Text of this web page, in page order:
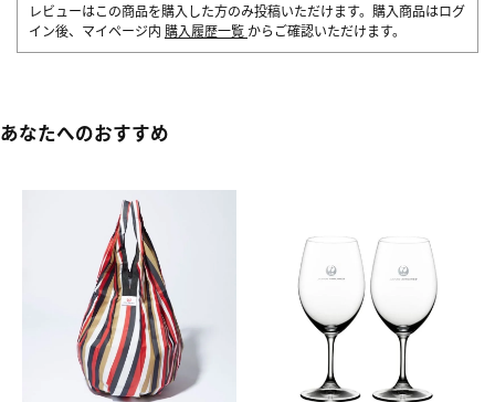
レビューはこの商品を購入した方のみ投稿いただけます。購入商品はログ
イン後、マイページ内 購入履歴一覧 からご確認いただけます。
あなたへのおすすめ